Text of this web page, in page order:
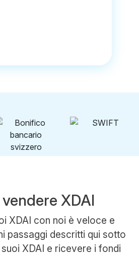
XDAI
XDAI con noi è veloce e
passaggi descritti qui sotto
XDAI e ricevere i fondi